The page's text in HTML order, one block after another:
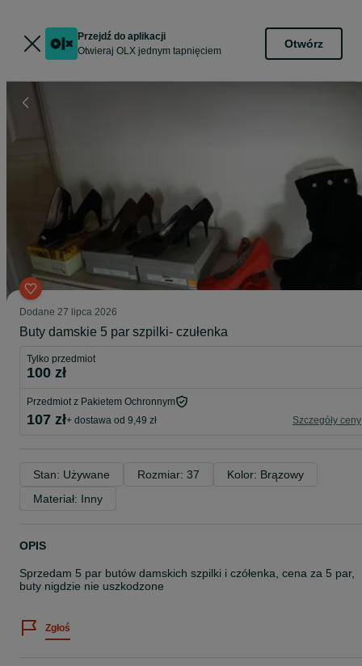
Przejdź do aplikacji
Otwieraj OLX jednym tapnięciem
Otwórz
Dodane 27 lipca 2026
Buty damskie 5 par szpilki- czułenka
Tylko przedmiot
100 zł
Przedmiot z Pakietem Ochronnym
107 zł+ dostawa od 9,49 zł Szczegóły ceny
Stan: Używane Rozmiar: 37
Kolor: Brązowy
Materiał: Inny
OPIS
Sprzedam 5 par butów damskich szpilki i czółenka, cena za 5 par,
buty nigdzie nie uszkodzone
Zgłoś